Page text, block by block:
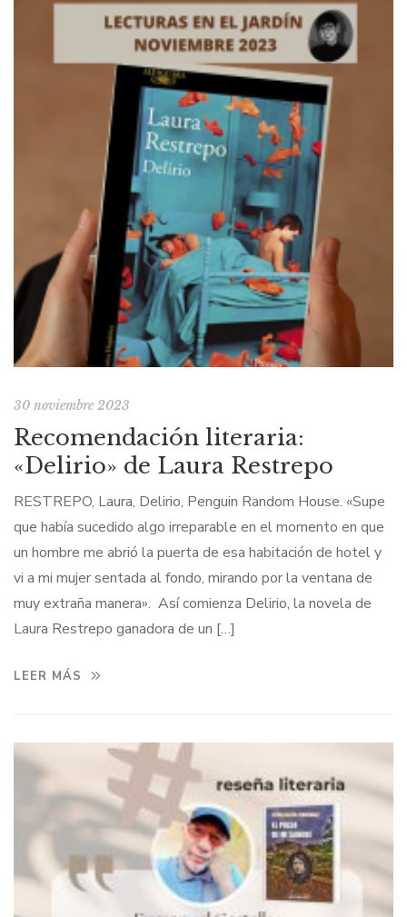
30 noviembre 2023
Recomendación literaria:
«Delirio» de Laura Restrepo
RESTREPO, Laura, Delirio, Penguin Random House. «Supe
que había sucedido algo irreparable en el momento en que
un hombre me abrió la puerta de esa habitación de hotel y
vi a mi mujer sentada al fondo, mirando por la ventana de
muy extraña manera». Así comienza Delirio, la novela de
Laura Restrepo ganadora de un […]
LEER MÁS